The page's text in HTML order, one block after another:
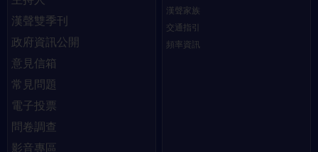
漢聲雙季刊
政府資訊公開
意見信箱
常見問題
電子投票
問卷調查
影音專區
漢聲家族
交通指引
頻率資訊